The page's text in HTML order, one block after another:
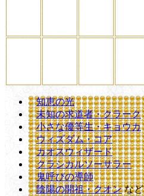
知恵の光
未知の求道者・クラーク
小さな優等生・キョウカ
ウィズダム・コア
カオスウィザード
クラシカルソーサラー
鬼呼びの導師
陰陽の開祖・クオンなど